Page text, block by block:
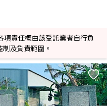
責任概由該受託業者自行負
及負責範圍。